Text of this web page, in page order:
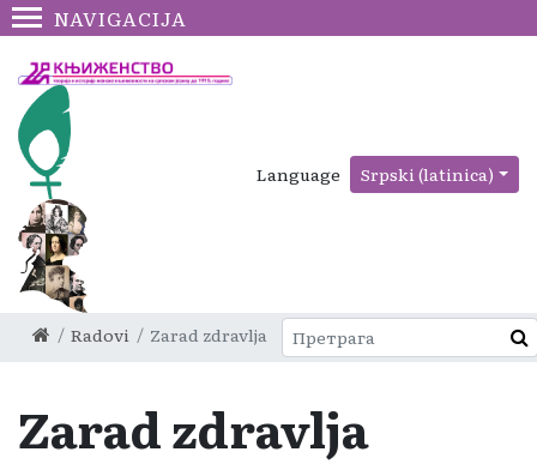
NAVIGACIJA
Language Srpski (latinica)
Radovi Zarad zdravlja
Zarad zdravlja